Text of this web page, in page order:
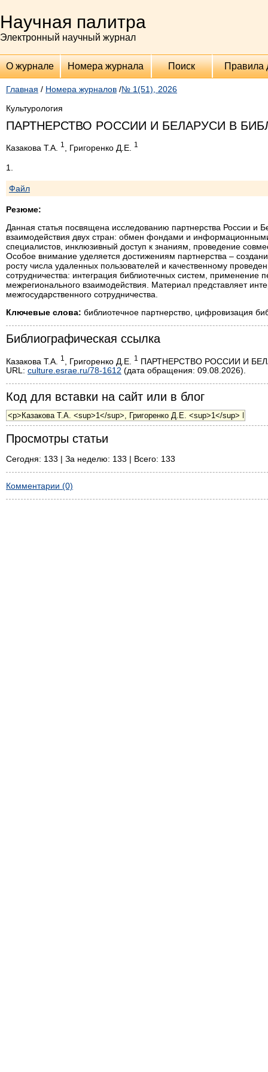
Научная палитра
Электронный научный журнал
О журнале Номера журнала Поиск Правила
Главная / Номера журналов /№ 1(51), 2026
Культурология
ПАРТНЕРСТВО РОССИИ И БЕЛАРУСИ В
Казакова Т.А. 1 , Григоренко Д.Е. 1
1.
Файл
Резюме:
Данная статья посвящена исследованию партнерства России и
взаимодействия двух стран: обмен фондами и
специалистов, инклюзивный доступ к знаниям, проведение
Особое внимание уделяется достижениям партнерства –
росту числа удаленных пользователей и качественному
сотрудничества: интеграция библиотечных систем,
межрегионального взаимодействия. Материал представляет
межгосударственного сотрудничества.
Ключевые слова: библиотечное партнерство, цифровизация
Библиографическая ссылка
Казакова Т.А. 1 , Григоренко Д.Е. 1
ПАРТНЕРСТВО РОССИИ И
URL: culture.esrae.ru/78-1612 (дата обращения: 09.08.2026).
Код для вставки на сайт или в блог
Просмотры статьи
Сегодня: 133 | За неделю: 133 | Всего: 133
Комментарии (0)